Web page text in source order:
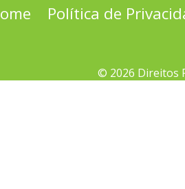
Política de
© 2026 Direitos